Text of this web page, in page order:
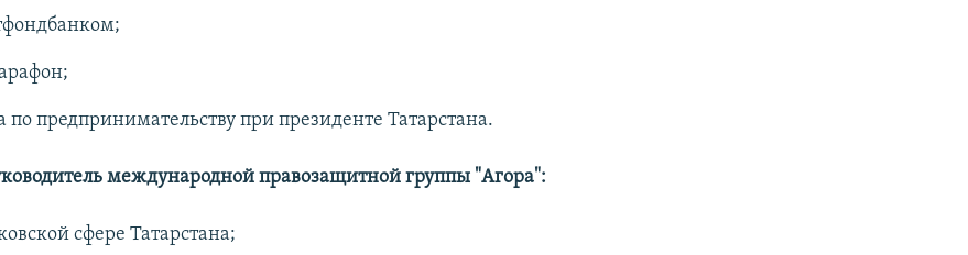
по предпринимательству при президенте Татарстана.
международной правозащитной группы "Агора":
сфере Татарстана;